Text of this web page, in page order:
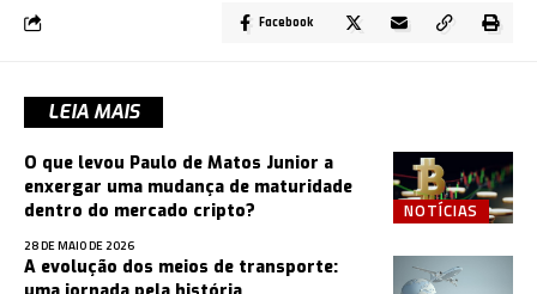
Facebook
LEIA MAIS
NOTÍCIAS
O que levou Paulo de Matos Junior a
enxergar uma mudança de maturidade
dentro do mercado cripto?
28 DE MAIO DE 2026
A evolução dos meios de transporte: